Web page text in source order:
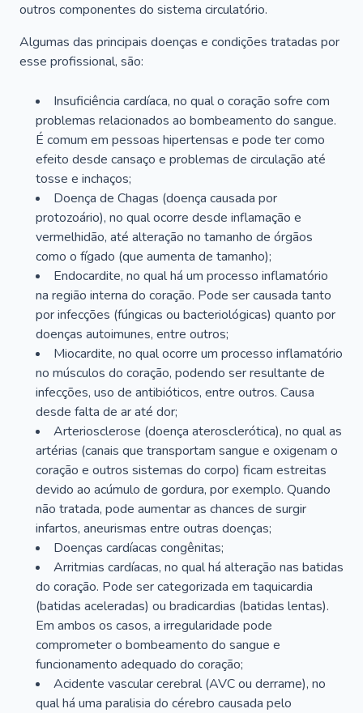
outros componentes do sistema circulatório.
Algumas das principais doenças e condições tratadas por
esse profissional, são:
Insuficiência cardíaca, no qual o coração sofre com
problemas relacionados ao bombeamento do sangue.
É comum em pessoas hipertensas e pode ter como
efeito desde cansaço e problemas de circulação até
tosse e inchaços;
Doença de Chagas (doença causada por
protozoário), no qual ocorre desde inflamação e
vermelhidão, até alteração no tamanho de órgãos
como o fígado (que aumenta de tamanho);
Endocardite, no qual há um processo inflamatório
na região interna do coração. Pode ser causada tanto
por infecções (fúngicas ou bacteriológicas) quanto por
doenças autoimunes, entre outros;
Miocardite, no qual ocorre um processo inflamatório
no músculos do coração, podendo ser resultante de
infecções, uso de antibióticos, entre outros. Causa
desde falta de ar até dor;
Arteriosclerose (doença aterosclerótica), no qual as
artérias (canais que transportam sangue e oxigenam o
coração e outros sistemas do corpo) ficam estreitas
devido ao acúmulo de gordura, por exemplo. Quando
não tratada, pode aumentar as chances de surgir
infartos, aneurismas entre outras doenças;
Doenças cardíacas congênitas;
Arritmias cardíacas, no qual há alteração nas batidas
do coração. Pode ser categorizada em taquicardia
(batidas aceleradas) ou bradicardias (batidas lentas).
Em ambos os casos, a irregularidade pode
comprometer o bombeamento do sangue e
funcionamento adequado do coração;
Acidente vascular cerebral (AVC ou derrame), no
qual há uma paralisia do cérebro causada pelo